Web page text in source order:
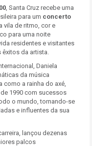
, Santa Cruz recebe uma
para um concerto
vila de ritmo, cor e
para uma noite
residentes e visitantes
êxitos da artista.
Daniela
da música
como a rainha do axé,
1990 com sucessos
o mundo, tornando-se
e influentes da sua
lançou dezenas
palcos